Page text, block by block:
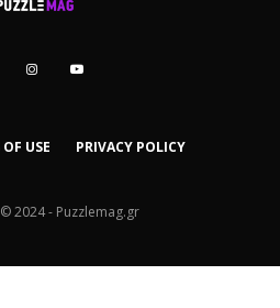
USE PRIVACY POLICY
2024 - Puzzlemag.gr